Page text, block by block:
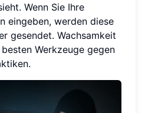
Wenn Sie Ihre
eingeben, werden diese
gesendet. Wachsamkeit
Werkzeuge gegen